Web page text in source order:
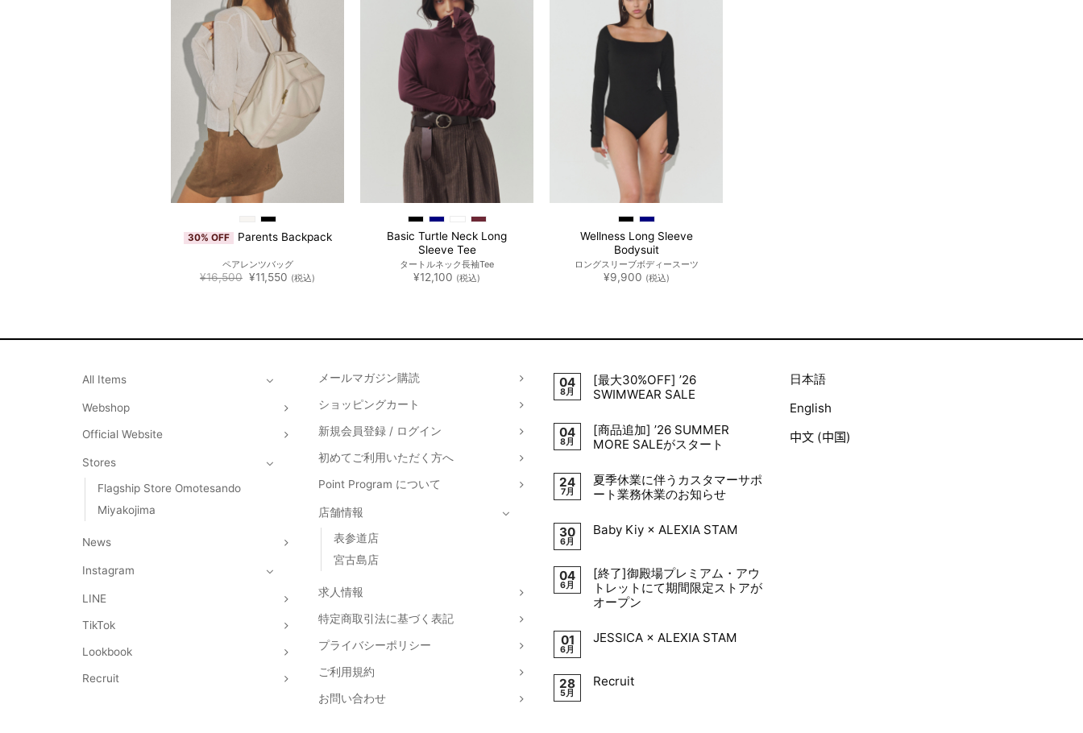
30% OFF Parents Backpack
ペアレンツバッグ
¥16,500 元
で
¥11,550 現
在
¥11,550
(税込)
Basic Turtle Neck Long
Sleeve Tee
タートルネック長袖Tee
¥12,100 (税込)
Wellness Long Sleeve
Bodysuit
ロングスリーブボディースーツ
¥9,900 (税込)
All Items
Webshop
Official Website
Stores
Flagship Store Omotesando
Miyakojima
News
Instagram
LINE
TikTok
Lookbook
Recruit
メールマガジン購読
ショッピングカート
新規会員登録 / ログイン
初めてご利用いただく方へ
Point Program について
店舗情報
表参道店
宮古島店
求人情報
特定商取引法に基づく表記
プライバシーポリシー
ご利用規約
お問い合わせ
04
8月
[最大30%OFF] ’26
SWIMWEAR SALE
04
8月
[商品追加] ’26 SUMMER
MORE SALEがスタート
24
7月
夏季休業に伴うカスタマーサポ
ート業務休業のお知らせ
30
6月
Baby Kiy × ALEXIA STAM
04
6月
[終了]御殿場プレミアム・アウ
トレットにて期間限定ストアが
オープン
01
6月
JESSICA × ALEXIA STAM
28
5月
Recruit
日本語
English
中文 (中国)